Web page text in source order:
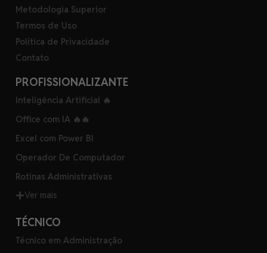
Metodologia Superior
Termos de Uso
Política de Privacidade
Contato
PROFISSIONALIZANTE
Inteligência Artificial 🔥
Office com IA 🔥🔥
Excel com Power BI
Operador De Computador
Rotinas Administrativas
Ver mais
TÉCNICO
Técnico em Administração